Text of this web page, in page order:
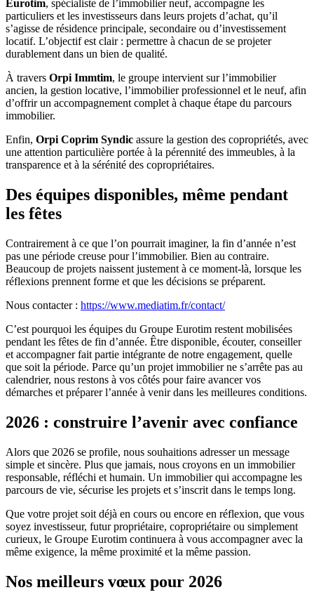
Eurotim, spécialiste de l’immobilier neuf, accompagne les
particuliers et les investisseurs dans leurs projets d’achat, qu’il
s’agisse de résidence principale, secondaire ou d’investissement
locatif. L’objectif est clair : permettre à chacun de se projeter
durablement dans un bien de qualité.
À travers Orpi Immtim, le groupe intervient sur l’immobilier
ancien, la gestion locative, l’immobilier professionnel et le neuf, afin
d’offrir un accompagnement complet à chaque étape du parcours
immobilier.
Enfin, Orpi Coprim Syndic assure la gestion des copropriétés, avec
une attention particulière portée à la pérennité des immeubles, à la
transparence et à la sérénité des copropriétaires.
Des équipes disponibles, même pendant
les fêtes
Contrairement à ce que l’on pourrait imaginer, la fin d’année n’est
pas une période creuse pour l’immobilier. Bien au contraire.
Beaucoup de projets naissent justement à ce moment-là, lorsque les
réflexions prennent forme et que les décisions se préparent.
Nous contacter : https://www.mediatim.fr/contact/
C’est pourquoi les équipes du Groupe Eurotim restent mobilisées
pendant les fêtes de fin d’année. Être disponible, écouter, conseiller
et accompagner fait partie intégrante de notre engagement, quelle
que soit la période. Parce qu’un projet immobilier ne s’arrête pas au
calendrier, nous restons à vos côtés pour faire avancer vos
démarches et préparer l’année à venir dans les meilleures conditions.
2026 : construire l’avenir avec confiance
Alors que 2026 se profile, nous souhaitions adresser un message
simple et sincère. Plus que jamais, nous croyons en un immobilier
responsable, réfléchi et humain. Un immobilier qui accompagne les
parcours de vie, sécurise les projets et s’inscrit dans le temps long.
Que votre projet soit déjà en cours ou encore en réflexion, que vous
soyez investisseur, futur propriétaire, copropriétaire ou simplement
curieux, le Groupe Eurotim continuera à vous accompagner avec la
même exigence, la même proximité et la même passion.
Nos meilleurs vœux pour 2026